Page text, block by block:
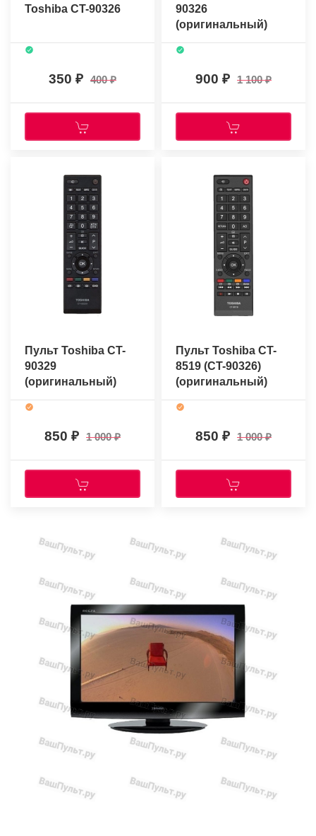
Toshiba CT-90326
350 400
90326
(оригинальный)
900 1 100
Пульт Toshiba CT-
90329
(оригинальный)
850 1 000
Пульт Toshiba CT-
8519 (CT-90326)
(оригинальный)
850 1 000